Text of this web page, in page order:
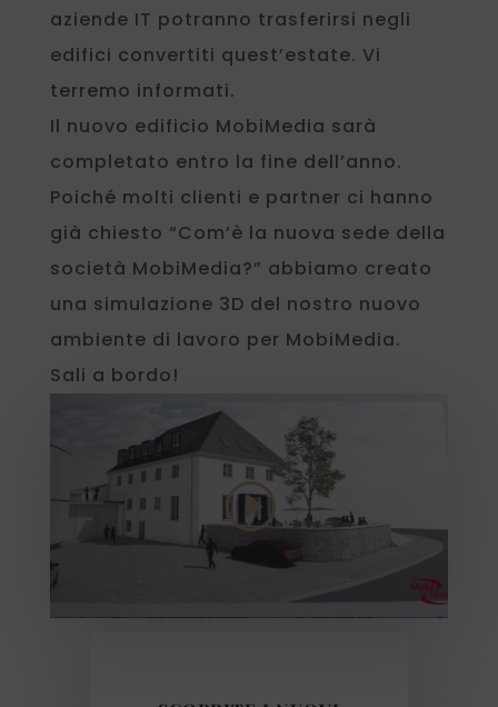
aziende IT potranno trasferirsi negli
edifici convertiti quest’estate. Vi
terremo informati.
Il nuovo edificio MobiMedia sarà
completato entro la fine dell’anno.
Poiché molti clienti e partner ci hanno
già chiesto “Com’è la nuova sede della
società MobiMedia?” abbiamo creato
una simulazione 3D del nostro nuovo
ambiente di lavoro per MobiMedia.
Sali a bordo!